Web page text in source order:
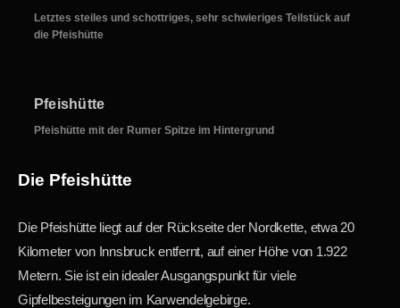
Letztes steiles und schottriges, sehr schwieriges Teilstück auf
die Pfeishütte
Pfeishütte
Pfeishütte mit der Rumer Spitze im Hintergrund
Die Pfeishütte
Die Pfeishütte liegt auf der Rückseite der Nordkette, etwa 20
Kilometer von Innsbruck entfernt, auf einer Höhe von 1.922
Metern. Sie ist ein idealer Ausgangspunkt für viele
Gipfelbesteigungen im Karwendelgebirge.